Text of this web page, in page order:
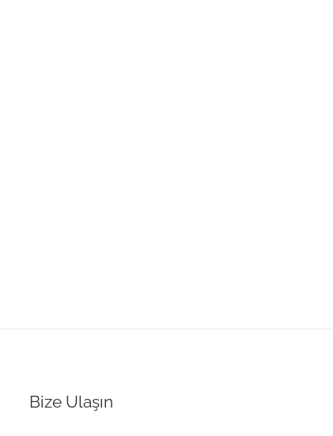
Bize Ulaşın